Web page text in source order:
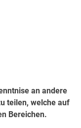
an andere
teilen, welche auf
Bereichen.